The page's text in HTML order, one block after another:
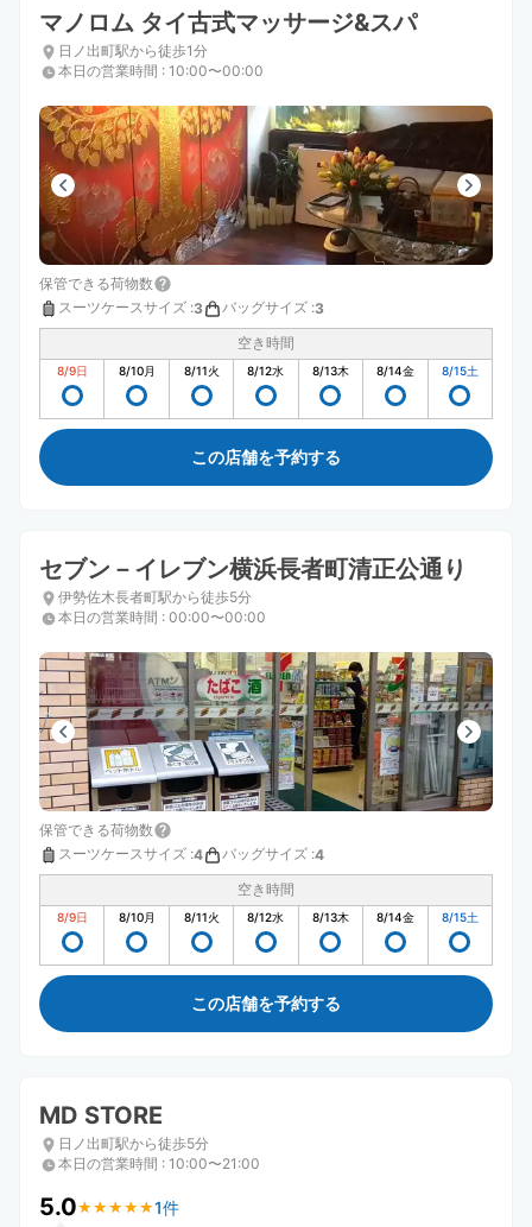
マノロム タイ古式マッサージ&スパ
日ノ出町駅から徒歩1分
本日の営業時間 : 10:00〜00:00
保管できる荷物数
スーツケースサイズ :3 バッグサイズ :3
空き時間
8/9日 8/10月 8/11火 8/12水 8/13木 8/14金 8/15土
この店舗を予約する
セブン－イレブン横浜長者町清正公通り
伊勢佐木長者町駅から徒歩5分
本日の営業時間 : 00:00〜00:00
保管できる荷物数
スーツケースサイズ :4 バッグサイズ :4
空き時間
8/9日 8/10月 8/11火 8/12水 8/13木 8/14金 8/15土
この店舗を予約する
MD STORE
日ノ出町駅から徒歩5分
本日の営業時間 : 10:00〜21:00
5.0★ ★ ★ ★ ★
★ ★ ★ ★ ★1件